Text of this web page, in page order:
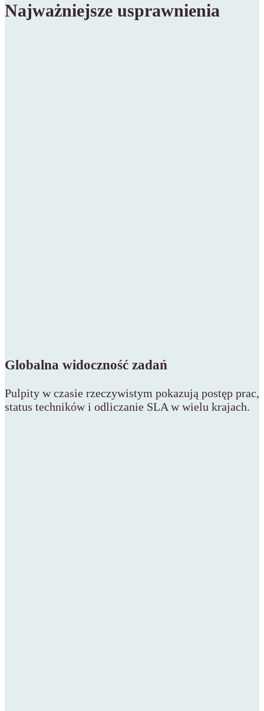
Najważniejsze usprawnienia
Globalna widoczność zadań
Pulpity w czasie rzeczywistym pokazują postęp prac,
status techników i odliczanie SLA w wielu krajach.